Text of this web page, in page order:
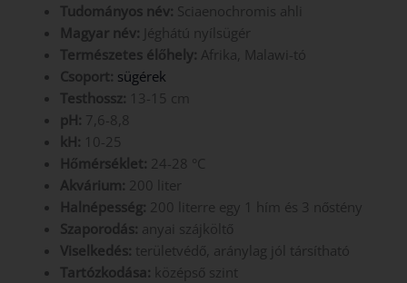
Tudományos név: Sciaenochromis ahli
Magyar név: Jéghátú nyílsügér
Természetes élőhely: Afrika, Malawi-tó
Csoport: sügérek
Testhossz: 13-15 cm
pH: 7,6-8,8
kH: 10-25
Hőmérséklet: 24-28 °C
Akvárium: 200 liter
Halnépesség: 200 literre egy 1 hím és 3 nőstény
Szaporodás: anyai szájköltő
Viselkedés: területvédő, aránylag jól társítható
Tartózkodása: középső szint